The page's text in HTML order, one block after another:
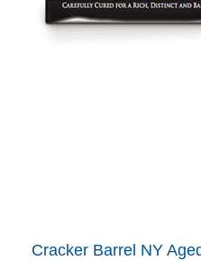
Cracker Barrel NY